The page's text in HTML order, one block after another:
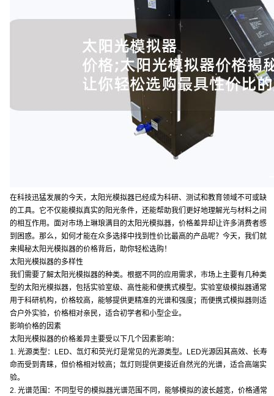
在科技迅猛发展的今天，太阳光模拟器已经成为科研、测试和教育领域不可或缺
的工具。它不仅能模拟真实的阳光条件，还能帮助我们更好地理解光与材料之间
的相互作用。面对市场上琳琅满目的太阳光模拟器，价格差异却让许多消费者感
到困惑。那么，如何才能在众多选择中找到性价比最高的产品呢？今天，我们就
来揭秘太阳光模拟器的价格背后，助你轻松选购！
太阳光模拟器的多样性
我们需要了解太阳光模拟器的种类。根据不同的应用需求，市场上主要有几种类
型的太阳光模拟器，包括实验室级、高性能和便携式模型。实验室级模拟器通常
用于科研机构，价格较高，能够提供更精准的光谱和强度；而便携式模拟器则适
合户外实验，价格相对亲民，适合初学者和小型企业。
影响价格的因素
太阳光模拟器的价格差异主要受以下几个因素影响：
1. 光源类型：LED、氙灯和荧光灯是常见的光源类型。LED光源因其高效、长寿
命而受到青睐，但价格相对较高；氙灯则提供更接近自然光的光谱，适合高端实
验。
2. 光谱范围：不同型号的模拟器光谱范围不同，能够模拟的波长越宽，价格通常